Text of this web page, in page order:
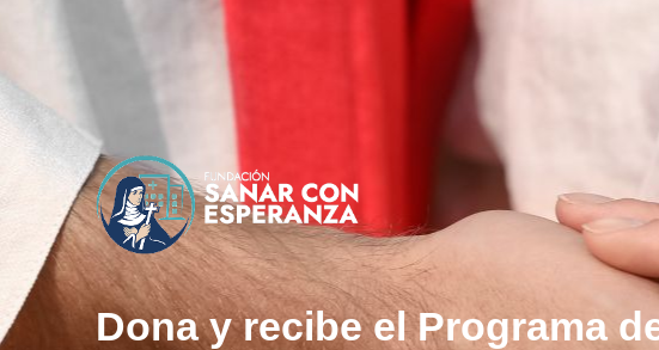
Dona y recibe el Programa